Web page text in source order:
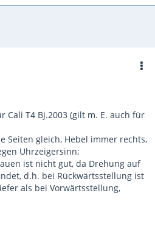
Cali T4 Bj.2003 (gilt m. E. auch für
Seiten gleich, Hebel immer rechts,
Uhrzeigersinn;
ist nicht gut, da Drehung auf
d.h. bei Rückwärtsstellung ist
als bei Vorwärtsstellung,